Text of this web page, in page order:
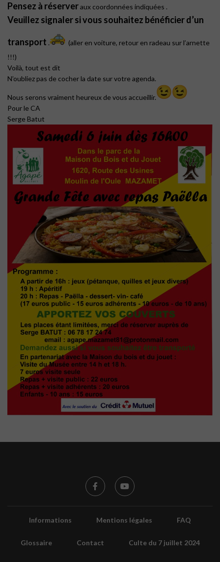
Pensez à réserveraux coordonnées indiquées .
Veuillez signaler si vous souhaitez bénéficier d’un
transport .
(aller en voiture, retour en radeau sur l’arnette
!!!)
Voilà, tout est dit
N’oubliez pas de cocher la date sur votre agenda.
Nous serons vraiment heureux de vous accueillir.
Pour le CA
Serge Batut
Informations Mentions légales FAQ
Glossaire Contact Culte du 7 juillet 2024